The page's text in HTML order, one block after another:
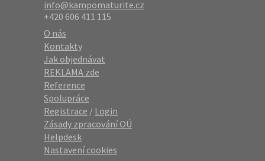
info@kampomaturite.cz
+420 606 411 115
O nás
Kontakty
Jak objednávat
REKLAMA zde
Reference
Spolupráce
Registrace / Login
Zásady zpracování OÚ
Helpdesk
Nastavení cookies